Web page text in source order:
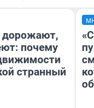
дорожают,
почему
странный